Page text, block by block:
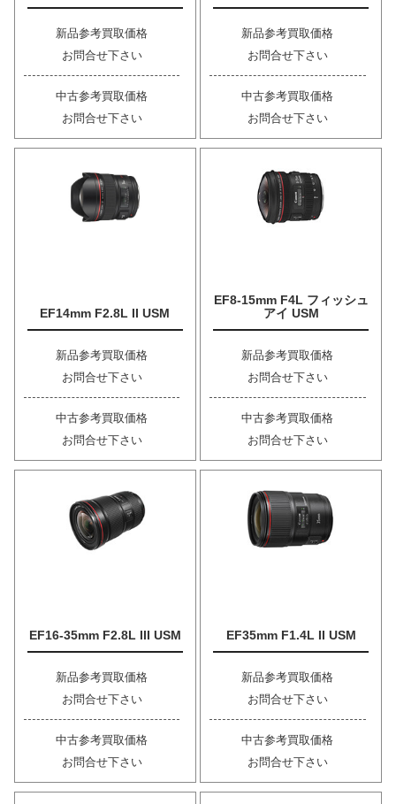
新品参考買取価格
お問合せ下さい
中古参考買取価格
お問合せ下さい
新品参考買取価格
お問合せ下さい
中古参考買取価格
お問合せ下さい
EF14mm F2.8L II USM
新品参考買取価格
お問合せ下さい
中古参考買取価格
お問合せ下さい
EF8-15mm F4L フィッシュ
アイ USM
新品参考買取価格
お問合せ下さい
中古参考買取価格
お問合せ下さい
EF16-35mm F2.8L III USM
新品参考買取価格
お問合せ下さい
中古参考買取価格
お問合せ下さい
EF35mm F1.4L II USM
新品参考買取価格
お問合せ下さい
中古参考買取価格
お問合せ下さい